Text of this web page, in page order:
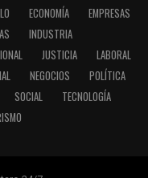
ECONOMÍA
EMPRESAS
INDUSTRIA
JUSTICIA
LABORAL
NEGOCIOS
POLÍTICA
SOCIAL
TECNOLOGÍA